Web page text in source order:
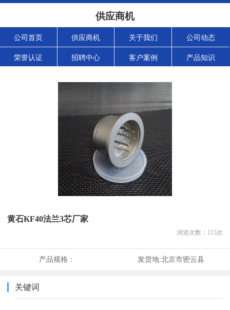
供应商机
公司首页 供应商机 关于我们 公司动态
荣誉认证 招聘中心 客户案例 产品知识
黄石KF40法兰3芯厂家
浏览次数： 115次
产品规格： 发货地:北京市密云县
关键词